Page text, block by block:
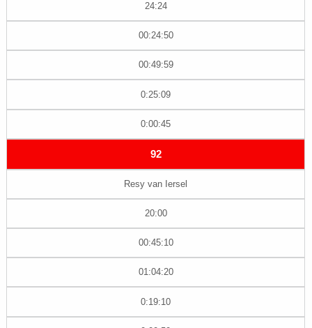
24:24
00:24:50
00:49:59
0:25:09
0:00:45
92
Resy van Iersel
20:00
00:45:10
01:04:20
0:19:10